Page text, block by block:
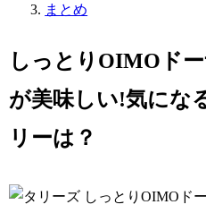
まとめ
しっとりOIMOド
が美味しい!気にな
リーは？